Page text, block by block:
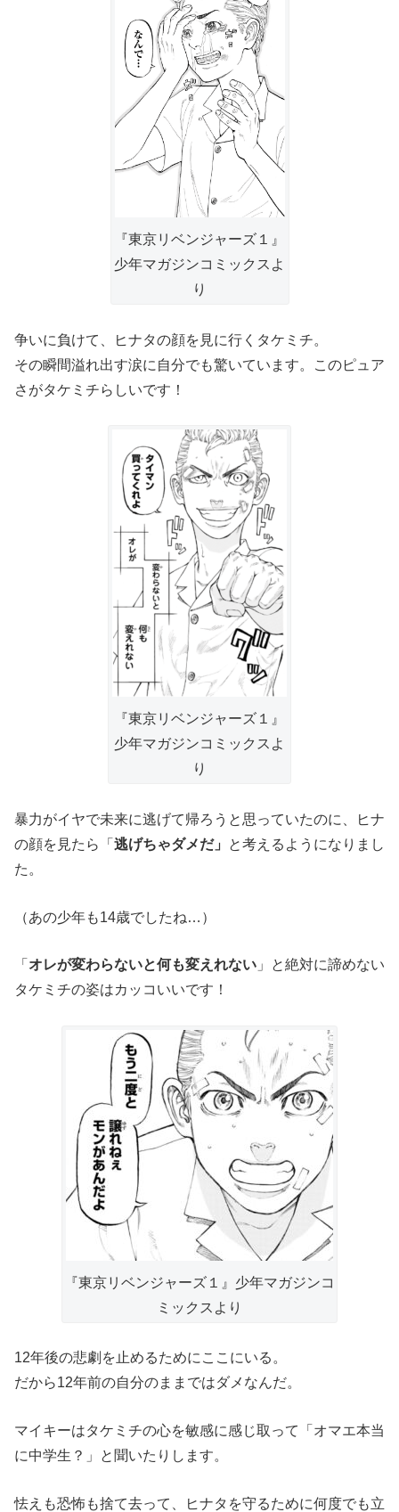
『東京リベンジャーズ１』
少年マガジンコミックスよ
り
争いに負けて、ヒナタの顔を見に行くタケミチ。
その瞬間溢れ出す涙に自分でも驚いています。このピュア
さがタケミチらしいです！
『東京リベンジャーズ１』
少年マガジンコミックスよ
り
暴力がイヤで未来に逃げて帰ろうと思っていたのに、ヒナ
の顔を見たら「 逃げちゃダメだ」
と考えるようになりまし
た。
（あの少年も14歳でしたね…）
「 オレが変わらないと何も変えれない 」と絶対に諦めない
タケミチの姿はカッコいいです！
『東京リベンジャーズ１』少年マガジンコ
ミックスより
12年後の悲劇を止めるためにここにいる。
だから12年前の自分のままではダメなんだ。
マイキーはタケミチの心を敏感に感じ取って「オマエ本当
に中学生？」と聞いたりします。
怯えも恐怖も捨て去って、ヒナタを守るために何度でも立